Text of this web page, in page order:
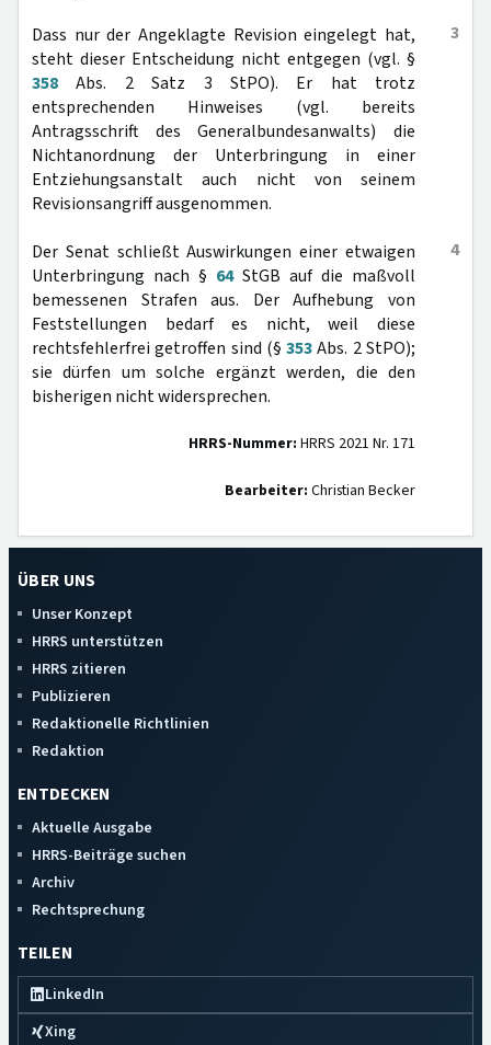
3
Dass nur der Angeklagte Revision eingelegt hat,
steht dieser Entscheidung nicht entgegen (vgl. §
358 Abs. 2 Satz 3 StPO). Er hat trotz
entsprechenden Hinweises (vgl. bereits
Antragsschrift des Generalbundesanwalts) die
Nichtanordnung der Unterbringung in einer
Entziehungsanstalt auch nicht von seinem
Revisionsangriff ausgenommen.
4
Der Senat schließt Auswirkungen einer etwaigen
Unterbringung nach § 64StGB auf die maßvoll
bemessenen Strafen aus. Der Aufhebung von
Feststellungen bedarf es nicht, weil diese
rechtsfehlerfrei getroffen sind (§353Abs. 2 StPO);
sie dürfen um solche ergänzt werden, die den
bisherigen nicht widersprechen.
HRRS-Nummer: HRRS 2021 Nr. 171
Bearbeiter: Christian Becker
ÜBER UNS
Unser Konzept
HRRS unterstützen
HRRS zitieren
Publizieren
Redaktionelle Richtlinien
Redaktion
ENTDECKEN
Aktuelle Ausgabe
HRRS-Beiträge suchen
Archiv
Rechtsprechung
TEILEN
LinkedIn
Xing